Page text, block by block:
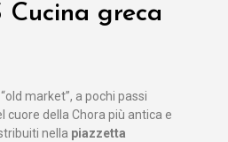
Cucina greca
market”, a pochi passi
cuore della Chora più antica e
nella piazzetta